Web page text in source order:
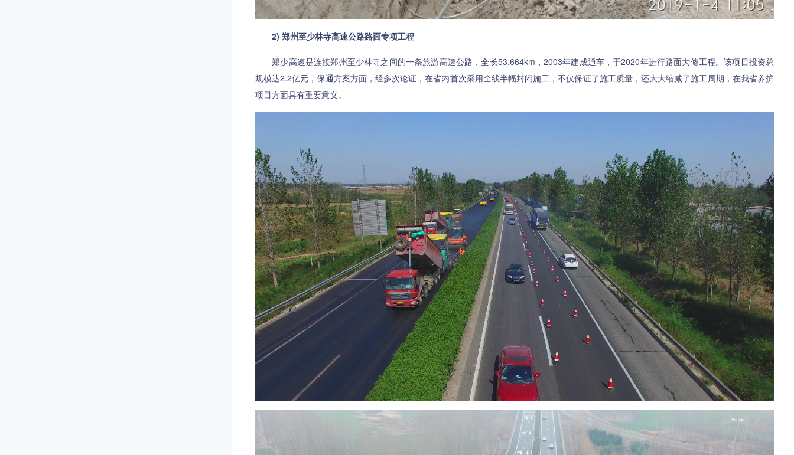
2) 郑州至少林寺高速公路路面专项工程
郑少高速是连接郑州至少林寺之间的一条旅游高速公路，全长53.664km，2003年建成通车，于2020年进行路面大修工程。该项目投资总
规模达2.2亿元，保通方案方面，经多次论证，在省内首次采用全线半幅封闭施工，不仅保证了施工质量，还大大缩减了施工周期，在我省养护
项目方面具有重要意义。